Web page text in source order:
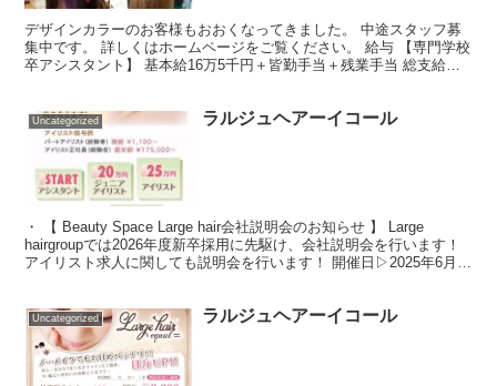
デザインカラーのお客様もおおくなってきました。 中途スタッフ募
集中です。 詳しくはホームページをご覧ください。 給与 【専門学校
卒アシスタント】 基本給16万5千円＋皆勤手当＋残業手当 総支給額
Uncategorized ラルジュヘアーイコール
・ 【 Beauty Space Large hair会社説明会のお知らせ 】 Large
hairgroupでは2026年度新卒採用に先駆け、会社説明会を行います！
アイリスト求人に関しても説明会を行います！ 開催日▷2025年6月9
Uncategorized ラルジュヘアーイコール